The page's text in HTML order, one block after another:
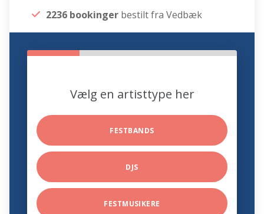
2236 bookinger bestilt fra Vedbæk
Vælg en artisttype her
FESTBANDS
DJS
FESTMUSIKERE